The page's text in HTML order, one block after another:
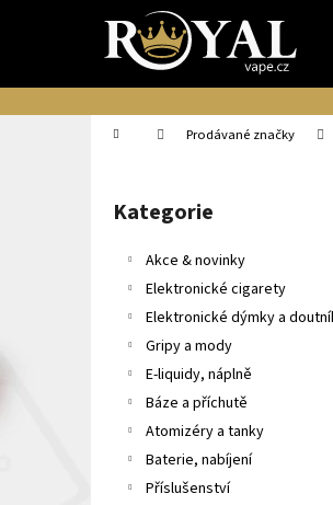
Domů Prodávané značky
Přeskočit
kategorie
Kategorie
Akce & novinky
Elektronické cigarety
Elektronické dýmky a
Gripy a mody
E-liquidy, náplně
Báze a příchutě
Atomizéry a tanky
Baterie, nabíjení
Příslušenství
í
k
Zpět
do
obchodu
Zpět
do
obchodu
LIQUA ELEMENTS APPLE 10ML